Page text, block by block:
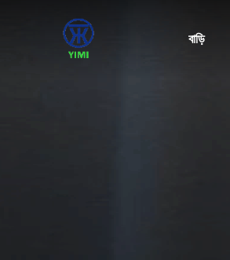
বাড়ি